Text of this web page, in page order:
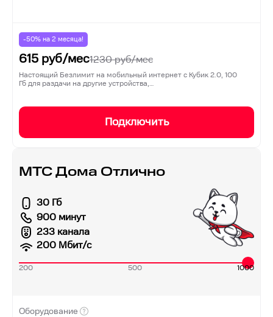
-50% на 2 месяца!
615 руб/мес1230руб/мес
Настоящий Безлимит на мобильный интернет с Кубик 2.0, 100
Гб для раздачи на другие устройства,…
Подключить
МТС Дома Отлично
30 Гб
900 минут
233 канала
200 Мбит/с
200 500 1000
Оборудование